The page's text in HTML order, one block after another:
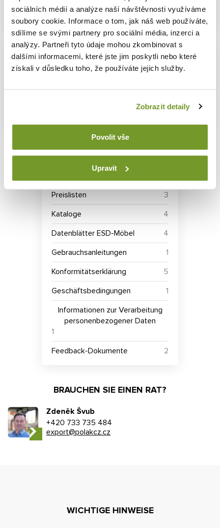
sociálních médií a analýze naší návštěvnosti využíváme
soubory cookie. Informace o tom, jak náš web používáte,
sdílíme se svými partnery pro sociální média, inzerci a
analýzy. Partneři tyto údaje mohou zkombinovat s
dalšími informacemi, které jste jim poskytli nebo které
získali v důsledku toho, že používáte jejich služby.
Zobrazit detaily
Povolit vše
Upravit
Informationen zur Verarbeitung
personenbezogener Daten (102kB, pdf)
Feedback-Dokumente
ALLGEMEINE TEILNAHMEBEDINGUNGEN DER
INFORMATIONEN ZUR VERARBEITUNG
ZUM HERUNTERLADEN
Preislisten
3
Kataloge
4
Datenblätter ESD-Möbel
4
Gebrauchsanleitungen
1
Konformitätserklärung
5
Geschäftsbedingungen
1
Informationen zur Verarbeitung
personenbezogener Daten
1
Feedback-Dokumente
2
BRAUCHEN SIE EINEN RAT?
Zdeněk Švub
+420 733 735 484
export@polakcz.cz
WICHTIGE HINWEISE